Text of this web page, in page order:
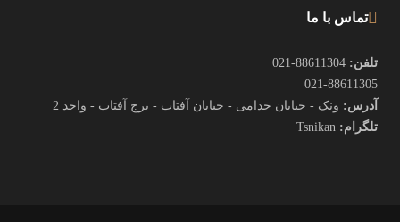
تماس با ما
تلفن: 88611304-021
021-88611305
آدرس: ونک - خیابان خدامی - خیابان آفتاب - برج آفتاب - واحد 2
تلگرام: Tsnikan